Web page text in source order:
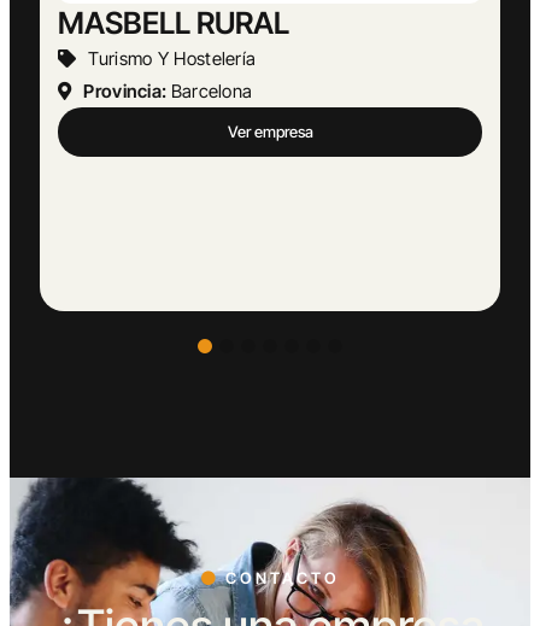
Abogado Ángel López
Actividades Jurídicas
Provincia: Málaga
Ver empresa
CONTACTO